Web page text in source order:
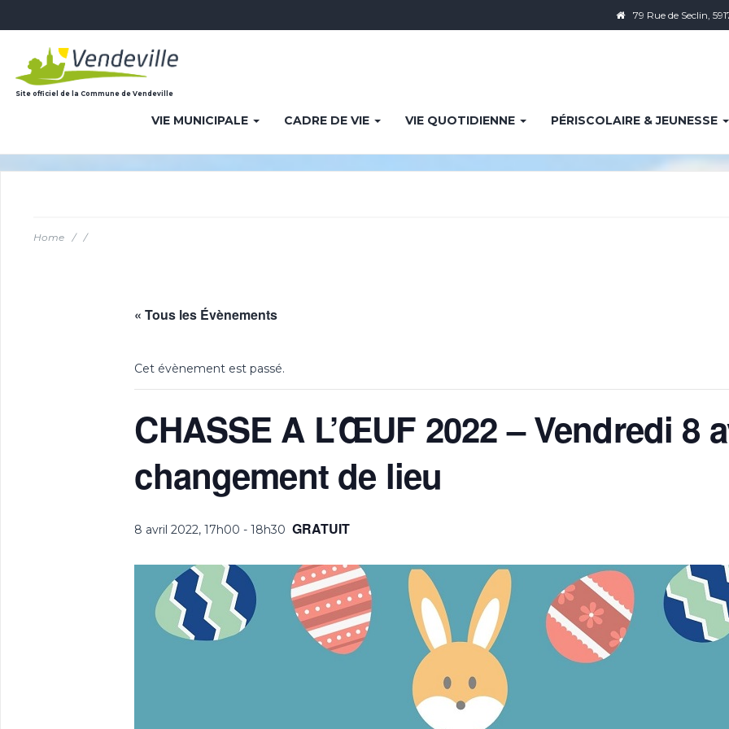
79 Rue de Seclin,
Site officiel de la Commune de Vendeville
VIE MUNICIPALE CADRE DE VIE VIE QUOTIDIENNE PÉRISCOLAIRE & JEUNESSE
Home / /
« Tous les Évènements
Cet évènement est passé.
CHASSE A L’ŒUF 2022 – Vendredi 8
changement de lieu
8 avril 2022, 17h00 -18h30 GRATUIT